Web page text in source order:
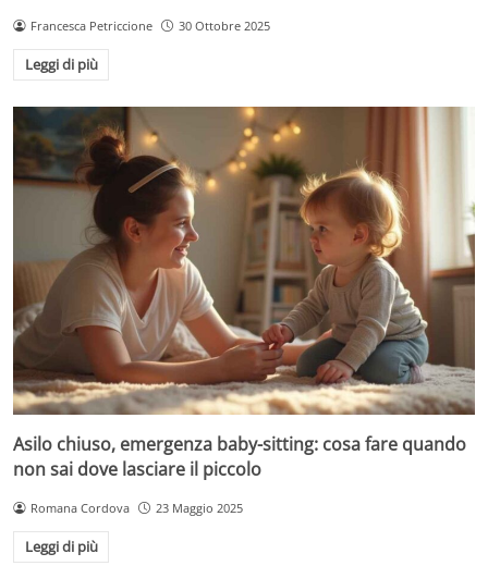
Francesca Petriccione 30 Ottobre 2025
Leggi di più
Asilo chiuso, emergenza baby-sitting: cosa fare quando
non sai dove lasciare il piccolo
Romana Cordova 23 Maggio 2025
Leggi di più